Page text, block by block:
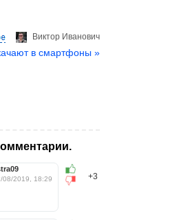
Виктор Иванович
в смартфоны »
+3
08/2019, 18:29